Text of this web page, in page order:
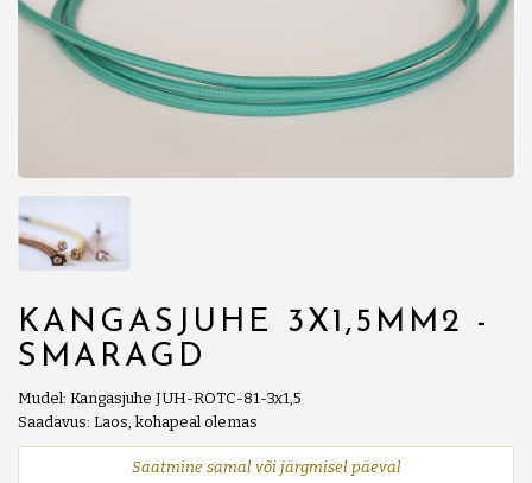
KANGASJUHE 3X1,5MM2 -
SMARAGD
Mudel: Kangasjuhe JUH-ROTC-81-3x1,5
Saadavus: Laos, kohapeal olemas
Saatmine samal või järgmisel päeval